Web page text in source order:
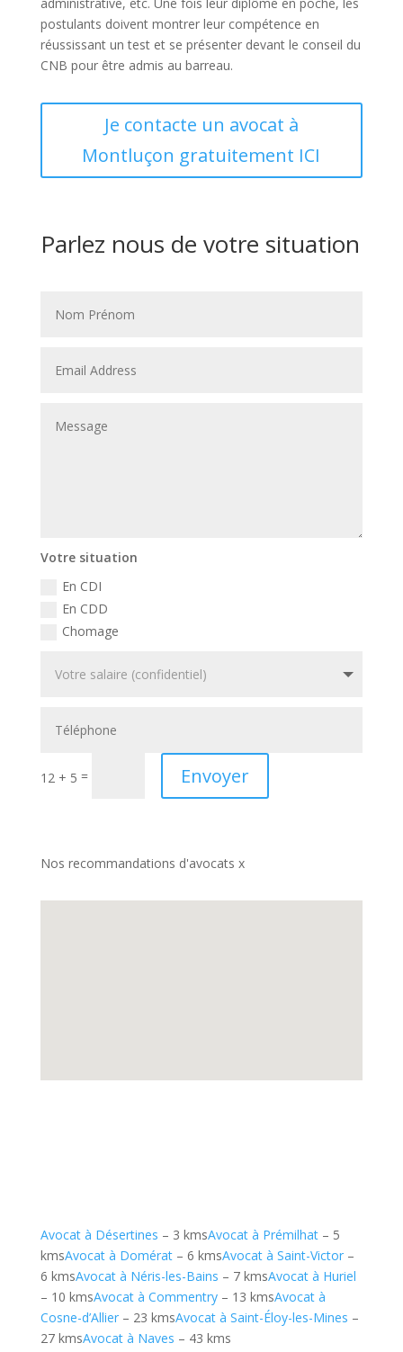
postulants doivent montrer leur compétence en
réussissant un test et se présenter devant le conseil du
CNB pour être admis au barreau.
Je contacte un avocat à
Montluçon gratuitement ICI
Parlez nous de votre situation
Votre situation
En CDI
En CDD
Chomage
12 + 5 = Envoyer
Nos recommandations d'avocats x
Avocat à Désertines – 3 kmsAvocat à Prémilhat– 5
kmsAvocat à Domérat– 6 kmsAvocat à Saint-Victor–
6 kmsAvocat à Néris-les-Bains – 7 kmsAvocat à Huriel
– 10 kmsAvocat à Commentry– 13 kmsAvocat à
Cosne-d’Allier– 23 kmsAvocat à Saint-Éloy-les-Mines –
27 kmsAvocat à Naves – 43 kms